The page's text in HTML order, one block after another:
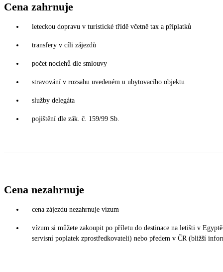
Cena zahrnuje
leteckou dopravu v turistické třídě včetně tax a příplatků
transfery v cíli zájezdů
počet noclehů dle smlouvy
stravování v rozsahu uvedeném u ubytovacího objektu
služby delegáta
pojištění dle zák. č. 159/99 Sb.
Cena nezahrnuje
cena zájezdu nezahrnuje vízum
vízum si můžete zakoupit po příletu do destinace na letišti v
servisní poplatek zprostředkovateli) nebo předem v ČR (bližší